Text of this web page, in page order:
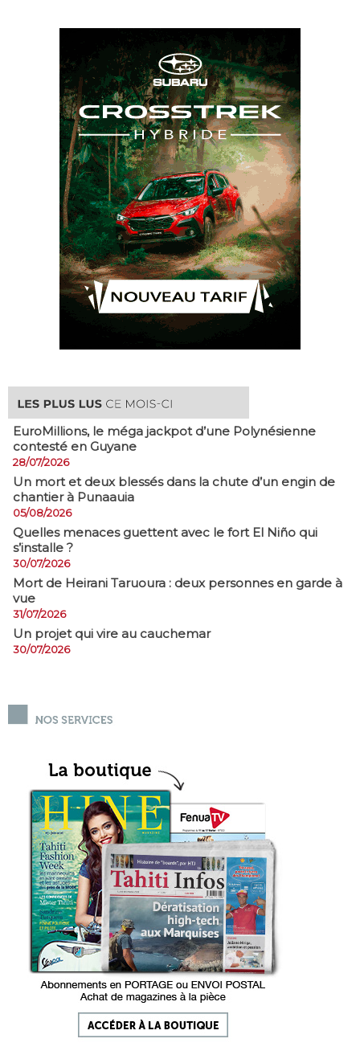
EuroMillions, ​le méga jackpot d’une Polynésienne
contesté en Guyane
28/07/2026
​Un mort et deux blessés dans la chute d’un engin de
chantier à Punaauia
05/08/2026
Quelles menaces guettent avec le fort El Niño qui
s’installe ?
30/07/2026
Mort de Heirani Taruoura : deux personnes en garde à
vue
31/07/2026
Un projet qui vire au cauchemar
30/07/2026